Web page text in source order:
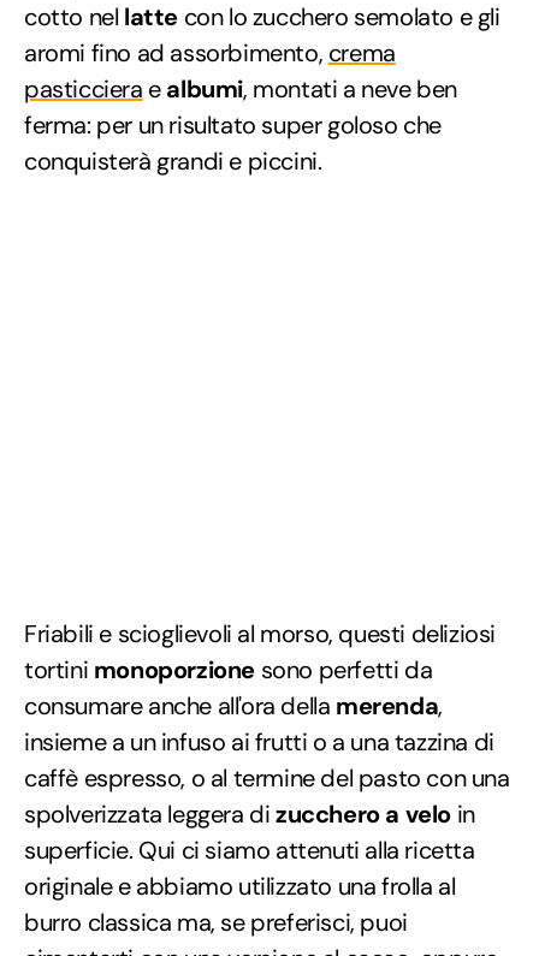
cotto nel latte con lo zucchero semolato e gli
aromi fino ad assorbimento, crema
pasticciera ealbumi, montati a neve ben
ferma: per un risultato super goloso che
conquisterà grandi e piccini.
Friabili e scioglievoli al morso, questi deliziosi
tortini monoporzione sono perfetti da
consumare anche all'ora della merenda,
insieme a un infuso ai frutti o a una tazzina di
caffè espresso, o al termine del pasto con una
spolverizzata leggera dizucchero a velo in
superficie. Qui ci siamo attenuti alla ricetta
originale e abbiamo utilizzato una frolla al
burro classica ma, se preferisci, puoi